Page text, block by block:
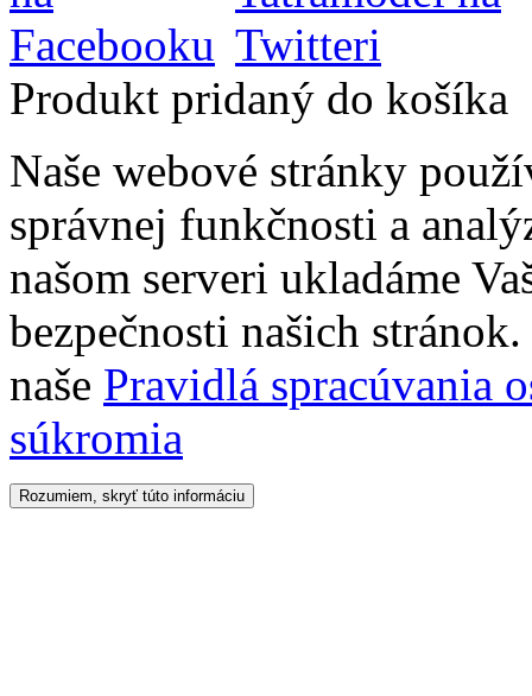
Produkt pridaný do košíka
Naše webové stránky
správnej funkčnosti a
našom serveri ukladáme
bezpečnosti našich
naše Pravidlá spracúvania
súkromia
Rozumiem, skryť túto informáciu